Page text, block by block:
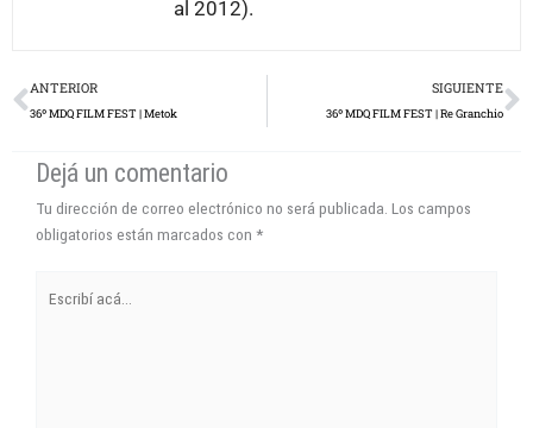
al 2012).
Prev
ANTERIOR
36º MDQ FILM FEST | Metok
SIGUIENTE
36º MDQ FILM FEST | Re Granchio
Dejá un comentario
Tu dirección de correo electrónico no será publicada. Los campos
obligatorios están marcados con *
acá...